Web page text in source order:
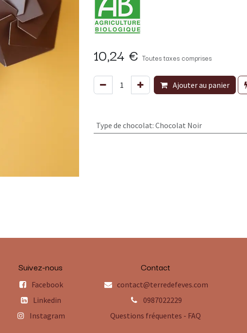
10,24 € Toutes taxes comprises
Ajouter au panier
Type de chocolat: Chocolat Noir
Suivez-nous
Facebook
Linkedin
Instagram
Contact
contact@terredefeves.com
0987022229
Questions fréquentes - FAQ